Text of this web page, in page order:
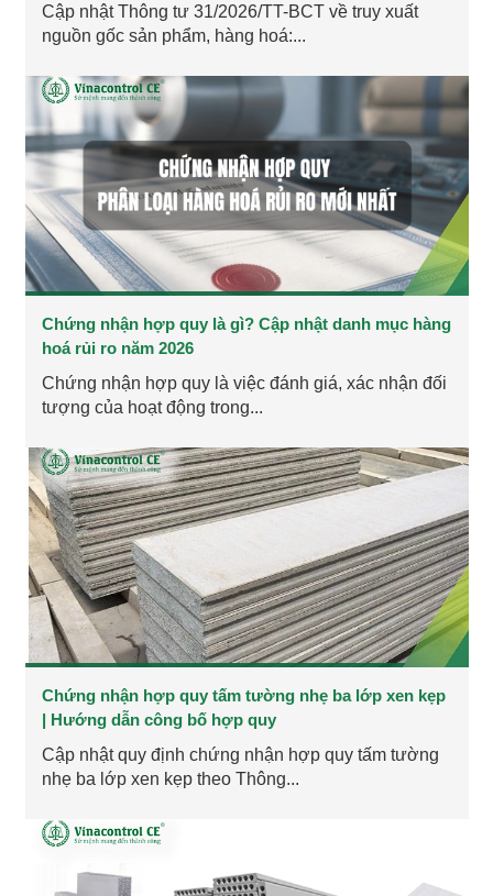
Cập nhật Thông tư 31/2026/TT-BCT về truy xuất
nguồn gốc sản phẩm, hàng hoá:...
Chứng nhận hợp quy là gì? Cập nhật danh mục hàng
hoá rủi ro năm 2026
Chứng nhận hợp quy là việc đánh giá, xác nhận đối
tượng của hoạt động trong...
Chứng nhận hợp quy tấm tường nhẹ ba lớp xen kẹp
| Hướng dẫn công bố hợp quy
Cập nhật quy định chứng nhận hợp quy tấm tường
nhẹ ba lớp xen kẹp theo Thông...